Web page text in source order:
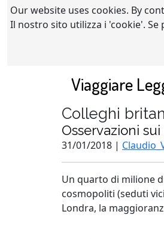
Our website uses cookies. By
Il nostro sito utilizza i 'cookie'.
Viaggiare
Colleghi
Osservazioni
31/01/2018 |
Un quarto di milione
cosmopoliti (seduti
Londra, la